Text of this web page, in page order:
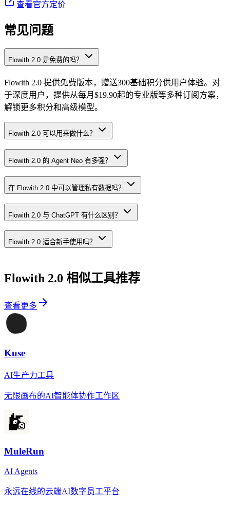
查看官方定价
常见问题
Flowith 2.0 是免费的吗？
Flowith 2.0 提供免费版本，赠送300基础积分供用户体验。对
于深度用户，提供从每月$19.90起的专业版等多种订阅方案，
解锁更多积分和高级模型。
Flowith 2.0 可以用来做什么？
Flowith 2.0 的 Agent Neo 有多强？
在 Flowith 2.0 中可以管理私有数据吗？
Flowith 2.0 与 ChatGPT 有什么区别？
Flowith 2.0 适合新手使用吗？
Flowith 2.0 相似工具推荐
查看更多
Kuse
AI生产力工具
无限画布的AI智能体协作工作区
MuleRun
AI Agents
永远在线的云端AI数字员工平台